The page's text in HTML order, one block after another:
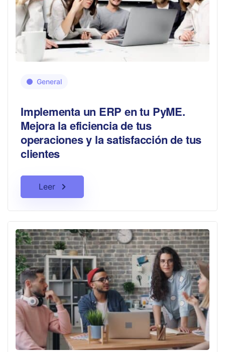
General
Implementa un ERP en tu PyME.
Mejora la eficiencia de tus
operaciones y la satisfacción de tus
clientes
Leer